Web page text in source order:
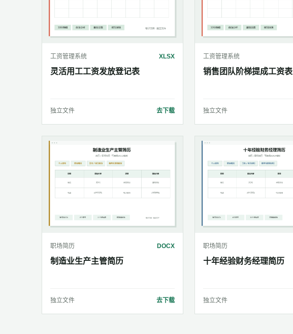
工资管理系统 XLSX
灵活用工工资发放登记表
独立文件 去下载
工资管理系统
销售团队阶梯提成工资表
独立文件
职场简历 DOCX
制造业生产主管简历
独立文件 去下载
职场简历
十年经验财务经理简历
独立文件